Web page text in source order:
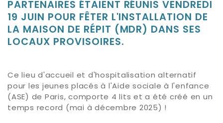
PARTENAIRES ÉTAIENT RÉUNIS VENDREDI
19 JUIN POUR FÊTER L'INSTALLATION DE
LA MAISON DE RÉPIT (MDR) DANS SES
LOCAUX PROVISOIRES.
Ce lieu d'accueil et d'hospitalisation alternatif
pour les jeunes placés à l'Aide sociale à l'enfance
(ASE) de Paris, comporte 4 lits et a été créé en un
temps record (mai à décembre 2025) !